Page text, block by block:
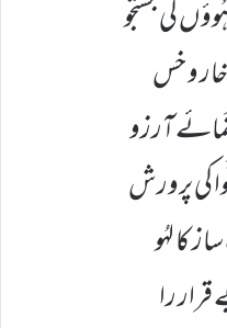
کی جُستجو
و خس
آرزو
کی پرورش
کا لہُو
را